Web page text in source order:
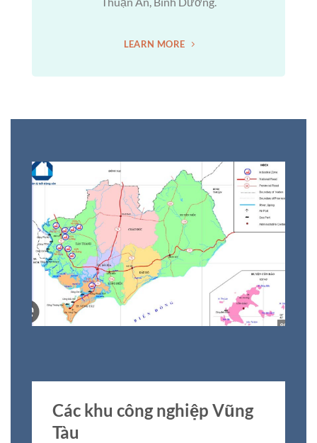
LEARN MORE
Các khu công nghiệp Vũng
Tàu